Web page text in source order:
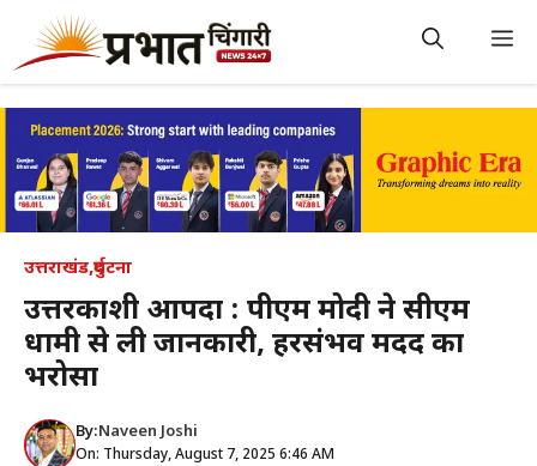
content
उत्तराखंड,दुर्घटना
उत्तरकाशी आपदा : पीएम मोदी ने सीएम
धामी से ली जानकारी, हरसंभव मदद का
भरोसा
By:Naveen Joshi
On: Thursday, August 7, 2025 6:46 AM